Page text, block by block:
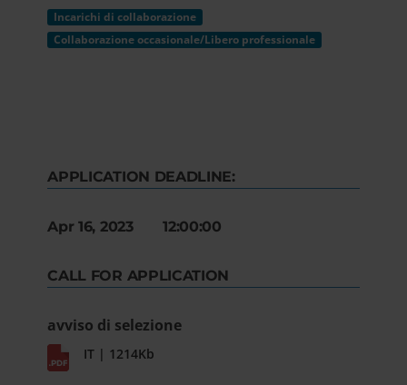
Incarichi di collaborazione
Collaborazione occasionale/Libero professionale
APPLICATION DEADLINE:
Apr 16, 2023 12:00:00
CALL FOR APPLICATION
avviso di selezione
IT | 1214Kb